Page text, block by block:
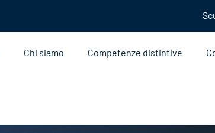
Chi siamo Competenze distintive